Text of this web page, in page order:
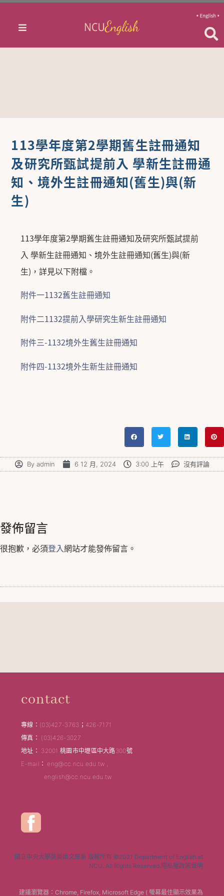
113學年度第2學期舊生註冊通知
及研究所甄試提前入 學新生註冊通
知、境外生註冊通知(舊生)與(新
生)
113學年度第2學期舊生註冊通知及研究所甄試提前
入 學新生註冊通知、境外生註冊通知(舊生)與(新
生) ，詳見以下附檔 。
附件一1132舊生註冊通知
附件二1132提前入學研究生新生註冊通知
附件三-1132境外生舊生註冊通知
附件四-1132境外生新生註冊通知
Byadmin 6 12 月, 2024 3:00 上午 沒有評論
發佈留言
很抱歉，必須登入網站才能發佈留言。
contact
專線：(03)427-3763；426-7171
傳真： (03)426-3027
地址： 32001 桃園市中壢區中大路300號
E-mail： eng@cc.ncu.edu.tw ,
english@cc.ncu.edu.tw
國立中央大學英美語文學系 版權所有 ©2021 Department of English at
NCU. All Rights Reserved.隱私權政策聲明
建議瀏覽器：Chrome, Firefox, Microsoft Edge ( 螢幕最佳顯示效果為